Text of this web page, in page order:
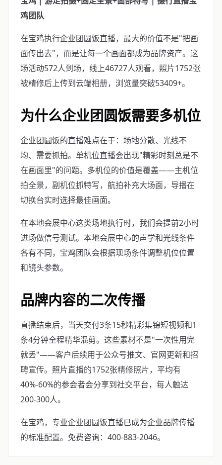
鸡团队
在宝鸡执行企业团圆饭直播，最大的价值不是"把画
面传出去"，而是让每一个画面都成为品牌资产。这
场活动572人到场，线上46727人观看，照片1752张
被精修后上传到云端相册，浏览量突破53409+。
为什么企业团圆饭需要多机位
企业团圆饭的直播难点在于：场地分散、光线不
均、需要抓拍。单机位直播会出现"精彩时刻总是不
在画面里"的问题。多机位的价值是覆盖——主机位
拍全景，副机位抓特写，航拍补充大场面，导播在
切换台实时选择最佳画面。
在本地会展中心这类场地执行时，我们会提前2小时
进场做信号测试。本地会展中心的声学和光线条件
各有不同，宝鸡团队会根据现场条件调整机位位置
和镜头参数。
品牌内容的二次传播
直播结束后，当天交付3条15秒精彩集锦短视频和1
条4分钟全程精华混剪。这些素材不是"一次性用完
就丢"——客户后续用于公众号推文、官网更新和招
聘宣传。照片直播的1752张精修照片，平均有
40%-60%的参会者会分享到社交平台，每人触达
200-300人。
在宝鸡，专业企业团圆饭直播已成为企业品牌传播
的标准配置。免费咨询：400-883-2046。